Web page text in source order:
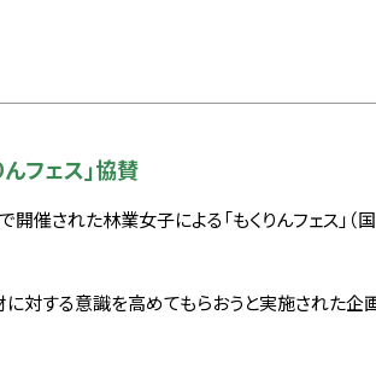
フェス」協賛
催された林業女子による「もくりんフェス」
対する意識を高めてもらおうと実施された企